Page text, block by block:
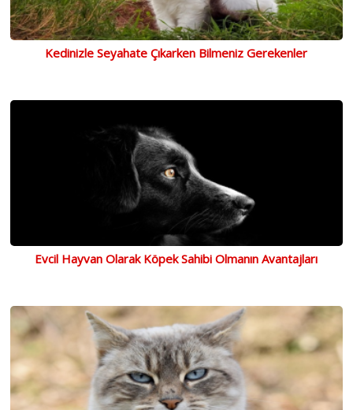
Kedinizle Seyahate Çıkarken Bilmeniz Gerekenler
Evcil Hayvan Olarak Köpek Sahibi Olmanın Avantajları